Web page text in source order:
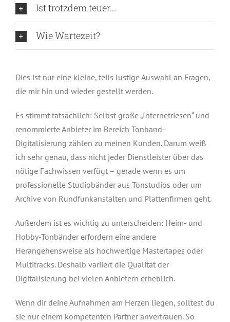
Ist trotzdem teuer...
Wie Wartezeit?
Dies ist nur eine kleine, teils lustige Auswahl an Fragen,
die mir hin und wieder gestellt werden.
Es stimmt tatsächlich: Selbst große „Internetriesen“ und
renommierte Anbieter im Bereich Tonband-
Digitalisierung zählen zu meinen Kunden. Darum weiß
ich sehr genau, dass nicht jeder Dienstleister über das
nötige Fachwissen verfügt – gerade wenn es um
professionelle Studiobänder aus Tonstudios oder um
Archive von Rundfunkanstalten und Plattenfirmen geht.
Außerdem ist es wichtig zu unterscheiden: Heim- und
Hobby-Tonbänder erfordern eine andere
Herangehensweise als hochwertige Mastertapes oder
Multitracks. Deshalb variiert die Qualität der
Digitalisierung bei vielen Anbietern erheblich.
Wenn dir deine Aufnahmen am Herzen liegen, solltest du
sie nur einem kompetenten Partner anvertrauen. So